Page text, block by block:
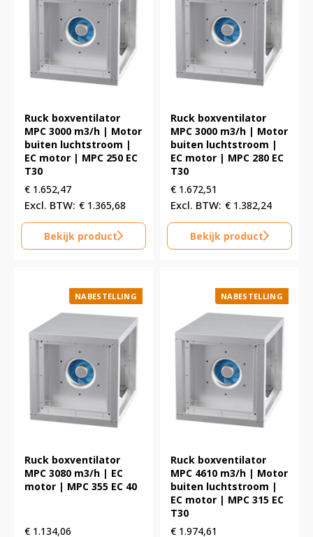
Ruck boxventilator
MPC 3000 m3/h | Motor
buiten luchtstroom |
EC motor | MPC 250 EC
T30
€ 1.652,47
€ 1.365,68
Bekijk product
Ruck boxventilator
MPC 3000 m3/h | Motor
buiten luchtstroom |
EC motor | MPC 280 EC
T30
€ 1.672,51
€ 1.382,24
Bekijk product
NABESTELLING
Ruck boxventilator
MPC 3080 m3/h | EC
motor | MPC 355 EC 40
€ 1.134,06
NABESTELLING
Ruck boxventilator
MPC 4610 m3/h | Motor
buiten luchtstroom |
EC motor | MPC 315 EC
T30
€ 1.974,61